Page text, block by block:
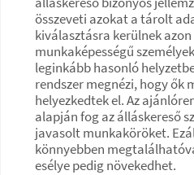
összeveti azokat a tárolt
kiválasztásra kerülnek
munkaképességű
leginkább hasonló
rendszer megnézi, hogy ők
helyezkedtek el. Az
alapján fog az álláskereső
javasolt munkaköröket.
könnyebben
esélye pedig növekedhet.